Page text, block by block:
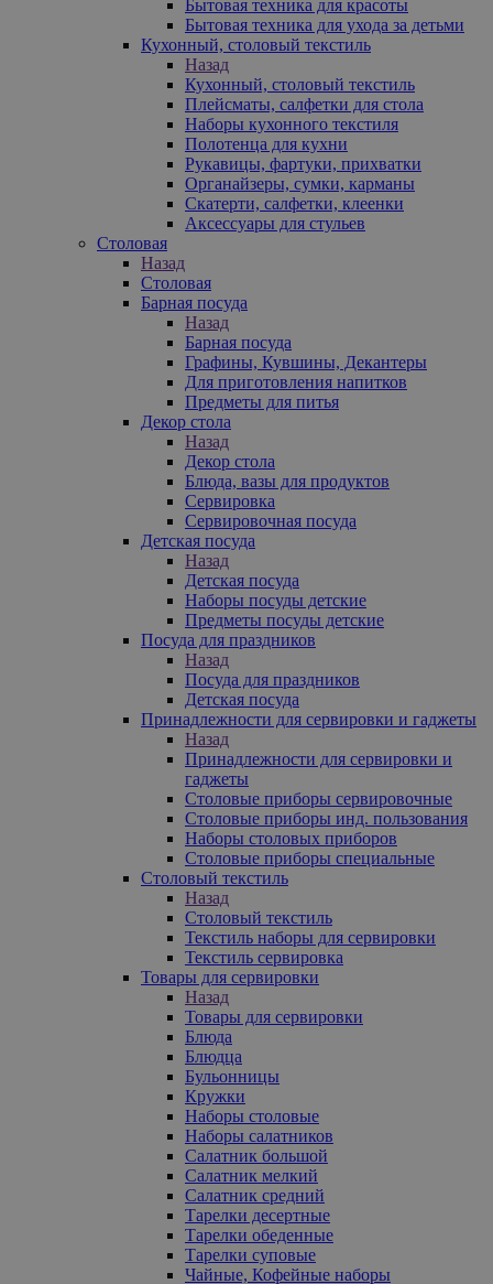
Бытовая техника для красоты
Бытовая техника для ухода за детьми
Кухонный, столовый текстиль
Назад
Кухонный, столовый текстиль
Плейсматы, салфетки для стола
Наборы кухонного текстиля
Полотенца для кухни
Рукавицы, фартуки, прихватки
Органайзеры, сумки, карманы
Скатерти, салфетки, клеенки
Аксессуары для стульев
Столовая
Назад
Столовая
Барная посуда
Назад
Барная посуда
Графины, Кувшины, Декантеры
Для приготовления напитков
Предметы для питья
Декор стола
Назад
Декор стола
Блюда, вазы для продуктов
Сервировка
Сервировочная посуда
Детская посуда
Назад
Детская посуда
Наборы посуды детские
Предметы посуды детские
Посуда для праздников
Назад
Посуда для праздников
Детская посуда
Принадлежности для сервировки и гаджеты
Назад
Принадлежности для сервировки и
гаджеты
Столовые приборы сервировочные
Столовые приборы инд. пользования
Наборы столовых приборов
Столовые приборы специальные
Столовый текстиль
Назад
Столовый текстиль
Текстиль наборы для сервировки
Текстиль сервировка
Товары для сервировки
Назад
Товары для сервировки
Блюда
Блюдца
Бульонницы
Кружки
Наборы столовые
Наборы салатников
Салатник большой
Салатник мелкий
Салатник средний
Тарелки десертные
Тарелки обеденные
Тарелки суповые
Чайные, Кофейные наборы